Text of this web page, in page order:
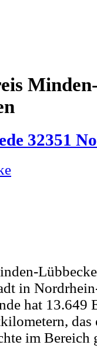
32351
in
hat 13.649
im Bereich